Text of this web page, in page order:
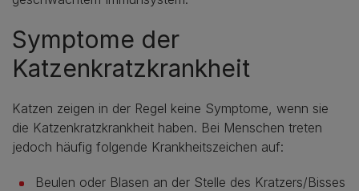
Symptome der
Katzenkratzkrankheit
Katzen zeigen in der Regel keine Symptome, wenn sie
die Katzenkratzkrankheit haben. Bei Menschen treten
jedoch häufig folgende Krankheitszeichen auf:
Beulen oder Blasen an der Stelle des Kratzers/Bisses